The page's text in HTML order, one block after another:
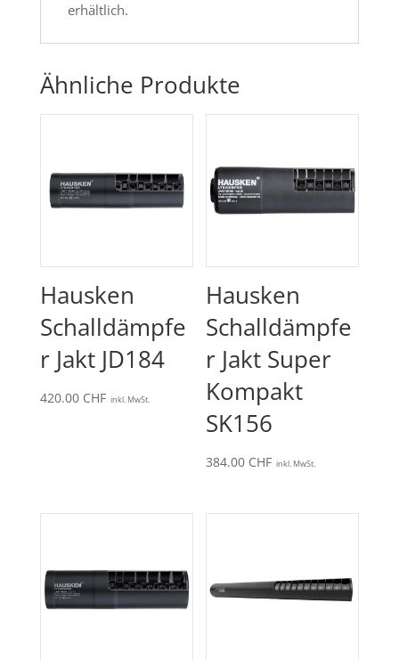
erhältlich.
Ähnliche Produkte
Hausken
Schalldämpfe
r Jakt JD184
420.00 CHF inkl. MwSt.
Hausken
Schalldämpfe
r Jakt Super
Kompakt
SK156
384.00 CHF inkl. MwSt.